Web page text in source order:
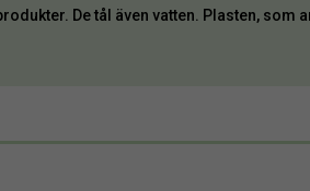
De tål även vatten. Plasten, som